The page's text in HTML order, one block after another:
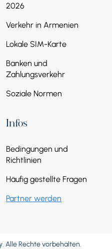
2026
Verkehr in Armenien
Lokale SIM-Karte
Banken und
Zahlungsverkehr
Soziale Normen
Infos
Bedingungen und
Richtlinien
Häufig gestellte Fragen
Partner werden
Alle Rechte vorbehalten.